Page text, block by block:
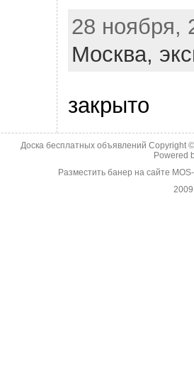
28 ноября,
Москва,
закрыто
Доска бесплатных объявлений Copyright
Powered
Разместить банер на сайте